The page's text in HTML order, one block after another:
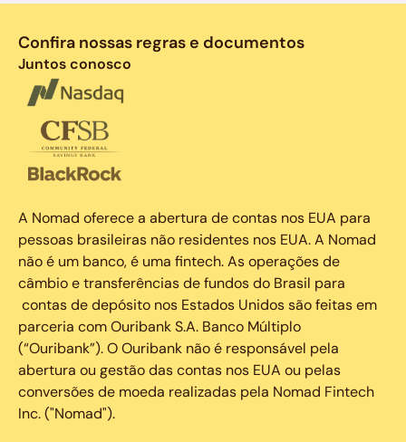
Confira nossas regras e documentos
Juntos conosco
A Nomad oferece a abertura de contas nos EUA para
pessoas brasileiras não residentes nos EUA. A Nomad
não é um banco, é uma fintech. As operações de
câmbio e transferências de fundos do Brasil para
contas de depósito nos Estados Unidos são feitas em
parceria com Ouribank S.A. Banco Múltiplo
(“Ouribank”). O Ouribank não é responsável pela
abertura ou gestão das contas nos EUA ou pelas
conversões de moeda realizadas pela Nomad Fintech
Inc. ("Nomad").